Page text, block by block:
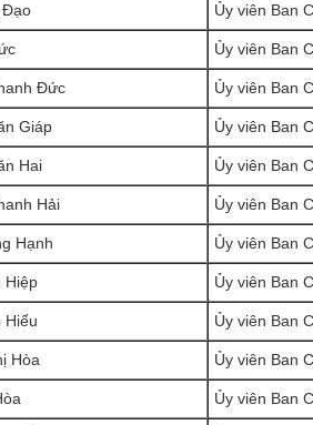
Đạo Ủy viên Ban
Ủy viên Ban
Đức Ủy viên Ban
Giáp Ủy viên Ban
Hai Ủy viên Ban
Hải Ủy viên Ban
Hạnh Ủy viên Ban
Hiệp Ủy viên Ban
Hiểu Ủy viên Ban
Hòa Ủy viên Ban
Ủy viên Ban